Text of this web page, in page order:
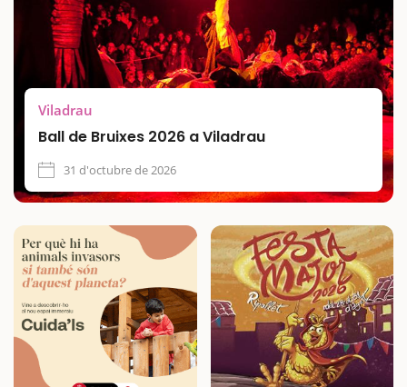
Viladrau
Ball de Bruixes 2026 a Viladrau
31 d'octubre de 2026